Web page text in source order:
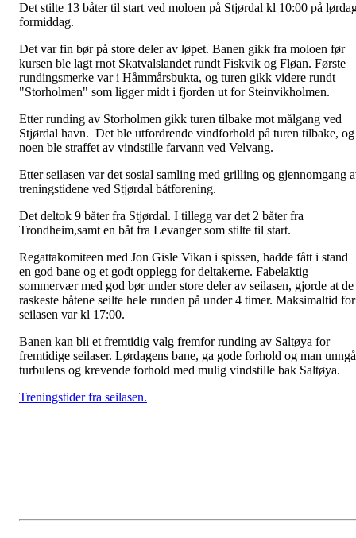
Det stilte 13 båter til start ved moloen på Stjørdal kl 10:00 på
formiddag.
Det var fin bør på store deler av løpet. Banen gikk fra moloen før
kursen ble lagt rnot Skatvalslandet rundt Fiskvik og Fløan. Første
rundingsmerke var i Håmmårsbukta, og turen gikk videre rundt
"Storholmen" som ligger midt i fjorden ut for Steinvikholmen.
Etter runding av Storholmen gikk turen tilbake mot målgang ved
Stjørdal havn. Det ble utfordrende vindforhold på turen tilbake, og
noen ble straffet av vindstille farvann ved Velvang.
Etter seilasen var det sosial samling med grilling og gjennomgang
treningstidene ved Stjørdal båtforening.
Det deltok 9 båter fra Stjørdal. I tillegg var det 2 båter fra
Trondheim,samt en båt fra Levanger som stilte til start.
Regattakomiteen med Jon Gisle Vikan i spissen, hadde fått i stand
en god bane og et godt opplegg for deltakerne. Fabelaktig
sommervær med god bør under store deler av seilasen, gjorde at de
raskeste båtene seilte hele runden på under 4 timer. Maksimaltid for
seilasen var kl 17:00.
Banen kan bli et fremtidig valg fremfor runding av Saltøya for
fremtidige seilaser. Lørdagens bane, ga gode forhold og man
turbulens og krevende forhold med mulig vindstille bak Saltøya.
Treningstider fra seilasen.